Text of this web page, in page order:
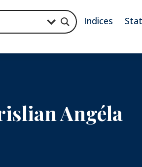
Indices Stat
An­géla